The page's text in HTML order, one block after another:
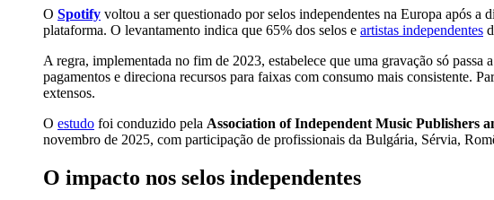
O Spotify voltou a ser questionado por selos independentes na Europa após a
plataforma. O levantamento indica que 65% dos selos e artistas independentes
A regra, implementada no fim de 2023, estabelece que uma gravação só
pagamentos e direciona recursos para faixas com consumo mais consistente.
extensos.
O estudo foi conduzido pela Association of Independent Music Publishers
novembro de 2025, com participação de profissionais da Bulgária, Sérvia,
O impacto nos selos independentes